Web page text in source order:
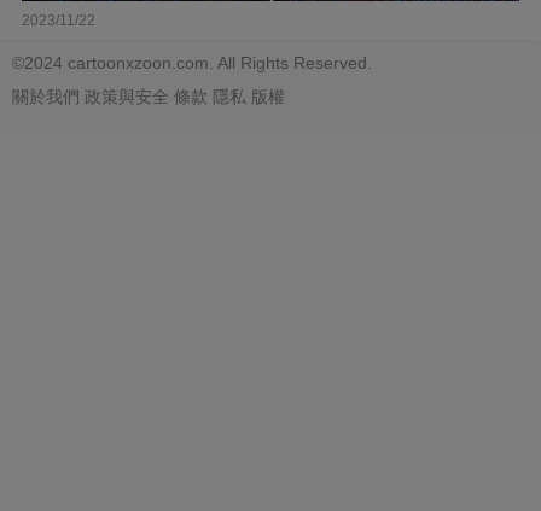
2023/11/22
©2024 cartoonxzoon.com. All Rights Reserved.
關於我們 政策與安全 條款 隱私 版權